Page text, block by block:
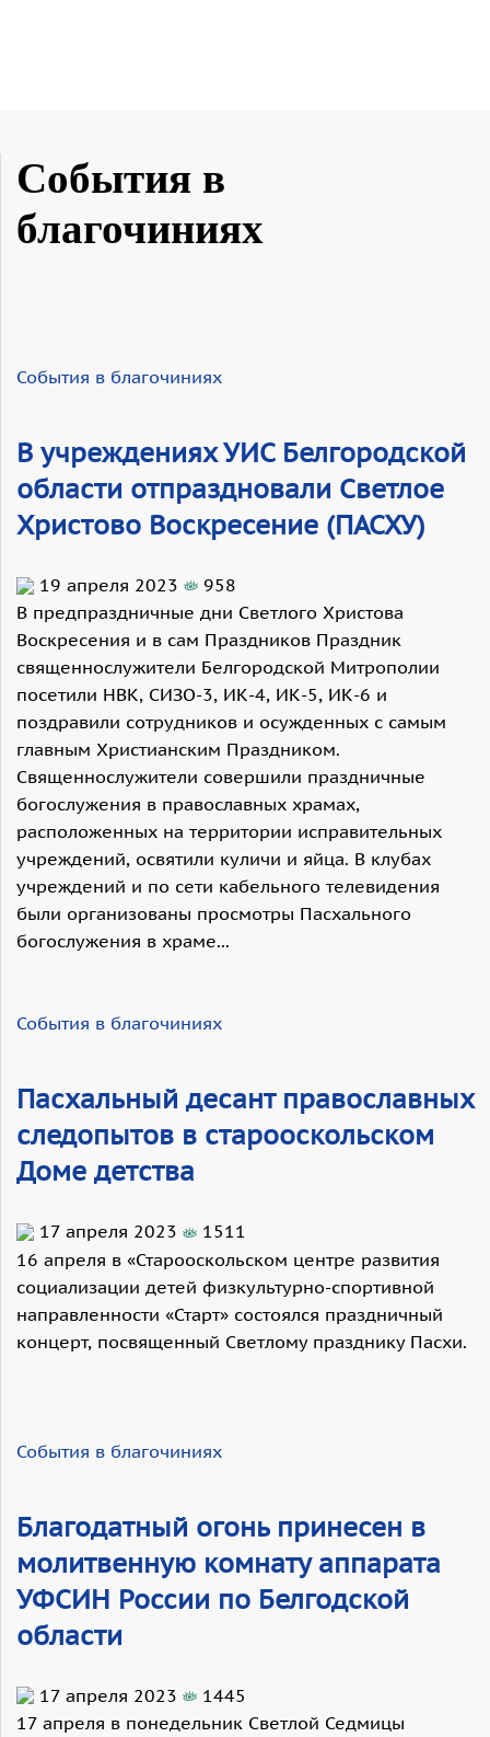
События в
благочиниях
События в благочиниях
В учреждениях УИС Белгородской
области отпраздновали Светлое
Христово Воскресение (ПАСХУ)
19 апреля 2023
958
В предпраздничные дни Светлого Христова
Воскресения и в сам Праздников Праздник
священнослужители Белгородской Митрополии
посетили НВК, СИЗО-3, ИК-4, ИК-5, ИК-6 и
поздравили сотрудников и осужденных с самым
главным Христианским Праздником.
Священнослужители совершили праздничные
богослужения в православных храмах,
расположенных на территории исправительных
учреждений, освятили куличи и яйца. В клубах
учреждений и по сети кабельного телевидения
были организованы просмотры Пасхального
богослужения в храме...
События в благочиниях
Пасхальный десант православных
следопытов в старооскольском
Доме детства
17 апреля 2023
1511
16 апреля в «Старооскольском центре развития
социализации детей физкультурно-спортивной
направленности «Старт» состоялся праздничный
концерт, посвященный Светлому празднику Пасхи.
События в благочиниях
Благодатный огонь принесен в
молитвенную комнату аппарата
УФСИН России по Белгодской
области
17 апреля 2023
1445
17 апреля в понедельник Светлой Седмицы